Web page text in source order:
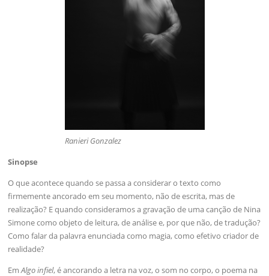
Ranieri Gonzalez
Sinopse
O que acontece quando se passa a considerar o texto como
firmemente ancorado em seu momento, não de escrita, mas de
realização? E quando consideramos a gravação de uma canção de Nina
Simone como objeto de leitura, de análise e, por que não, de tradução?
Como falar da palavra enunciada como magia, como efetivo criador de
realidade?
EmAlgo infiel, é ancorando a letra na voz, o som no corpo, o poema na